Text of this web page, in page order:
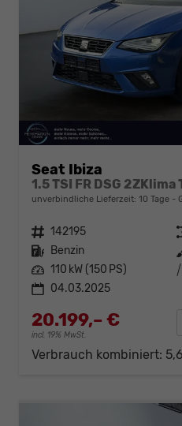
Seat Ibiza
unverbindliche Lieferzeit: 10 Tage
Fahrzeugnr. 142195
Kraftstoff Benzin
Leistung 110 kW (150 PS)
04.03.2025
20.199,– €
incl. 19% MwSt.
Verbrauch kombiniert: